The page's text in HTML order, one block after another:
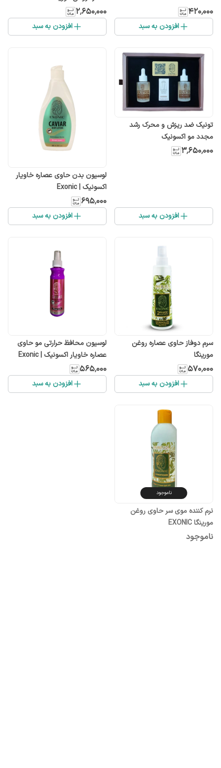
۴۲۰٬۰۰۰
افزودن به سبد
۲٬۶۵۰٬۰۰۰
افزودن به سبد
تونیک ضد ریزش و محرک رشد
مجدد مو اکسونیک
۳٬۶۵۰٬۰۰۰
افزودن به سبد
لوسیون بدن حاوی عصاره خاویار
اکسونیک | Exonic
۶۹۵٬۰۰۰
افزودن به سبد
سرم دوفاز حاوی عصاره روغن
مورینگا
۵۷۰٬۰۰۰
افزودن به سبد
لوسیون محافظ حرارتی مو حاوی
عصاره خاویار اکسونیک | Exonic
۵۶۵٬۰۰۰
افزودن به سبد
ناموجود
نرم کننده موی سر حاوی روغن
مورینگا EXONIC
ناموجود